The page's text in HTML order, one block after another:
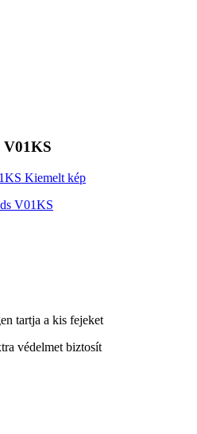
V01KS
tartja a kis fejeket
védelmet biztosít